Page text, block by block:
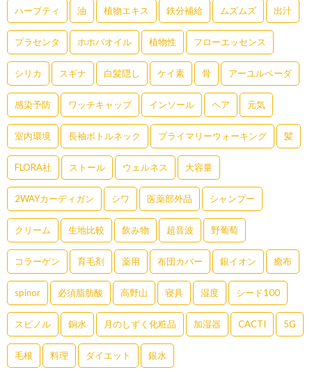
ハーブティ 油 植物エキス 鉄分補給 ムズムズ 出汁
プラセンタ ホホバオイル 植物性 フローエッセンス
シリカ スギナ 白髪隠し ケイ素 骨 アーユルベーダ
感染予防 ワッチキャップ インソール ヘア 元気
室内環境 長袖ボトルネック プライマリーウォーキング 髪
FLORA社 ストール ウェルネス 大容量
2WAYカーディガン シワ 医薬部外品 シャンプー
クリーム 生地比較 飲み物 超音波 野葡萄
コラーゲン 育毛剤 薬用 布団カバー 銀イオン 癒布
spinor 必須脂肪酸 高野山 寝具 湿度 シード100
スピノル 銅水 月のしずく化粧品 加湿器 CACTI 5G
毛根 料理 ダイエット 銀水